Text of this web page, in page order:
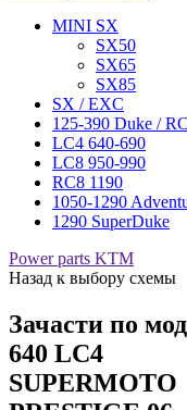
MINI SX
SX50
SX65
SX85
SX / EXC
125-390 Duke / RC
LC4 640-690
LC8 950-990
RC8 1190
1050-1290
1290 SuperDuke
Power parts KTM
Назад к выбору схемы
Зачасти по
640 LC4
SUPERMOTO